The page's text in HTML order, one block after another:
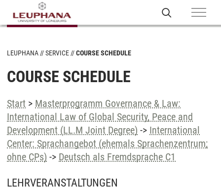
LEUPHANA SERVICE COURSE SCHEDULE
COURSE SCHEDULE
Start > Masterprogramm Governance & Law:
International Law of Global Security, Peace and
Development (LL.M Joint Degree) -> International
Center: Sprachangebot (ehemals Sprachenzentrum;
ohne CPs) -> Deutsch als Fremdsprache C1
LEHRVERANSTALTUNGEN